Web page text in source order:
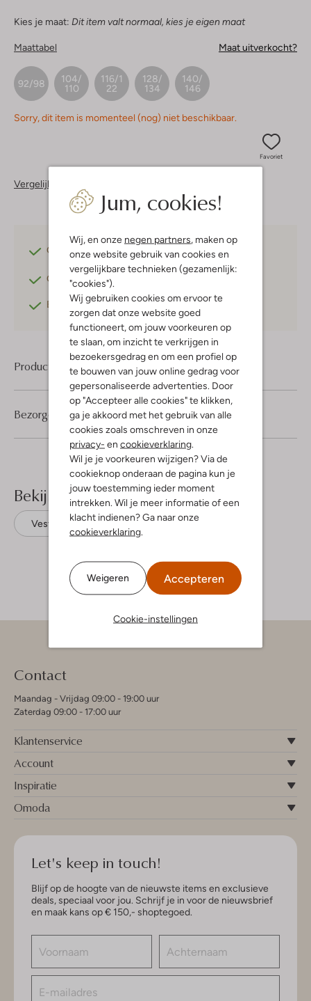
Jum, cookies!
Wij, en onze negen partners , maken op
onze website gebruik van cookies en
vergelijkbare technieken (gezamenlijk:
"cookies").
Wij gebruiken cookies om ervoor te
zorgen dat onze website goed
functioneert, om jouw voorkeuren op
te slaan, om inzicht te verkrijgen in
bezoekersgedrag en om een profiel op
te bouwen van jouw online gedrag voor
gepersonaliseerde advertenties. Door
op "Accepteer alle cookies" te klikken,
ga je akkoord met het gebruik van alle
cookies zoals omschreven in onze
privacy- en cookieverklaring
Wil je je voorkeuren wijzigen? Via de
cookieknop onderaan de pagina kun je
jouw toestemming ieder moment
intrekken. Wil je meer informatie of een
klacht indienen? Ga naar onze
cookieverklaring
Weigeren Accepteren
Cookie-instellingen
Kies je maat: Dit item valt normaal, kies je eigen maat
Maattabel Maat uitverkocht?
92/98
104/
110
116/1
22
128/
134
140/
146
Sorry, dit item is momenteel (nog) niet beschikbaar.
Favoriet
Vergelijkbare items
Gratis verzending vanaf €75,-
Gratis retourneren
Betaal achterafmet Klarna
Product informatie
Bezorgen & retourneren
Bekijk meer
Vesten Z8 Katoen
Contact
Maandag - Vrijdag 09:00 - 19:00 uur
Zaterdag 09:00 - 17:00 uur
Klantenservice
Account
Inspiratie
Omoda
Let's keep in touch!
Blijf op de hoogte van de nieuwste items en exclusieve
deals, speciaal voor jou. Schrijf je in voor de nieuwsbrief
en maak kans op € 150,- shoptegoed.